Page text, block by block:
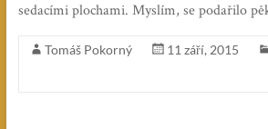
sedacími plochami. Myslím, se podařilo
Tomáš Pokorný 11 září, 2015